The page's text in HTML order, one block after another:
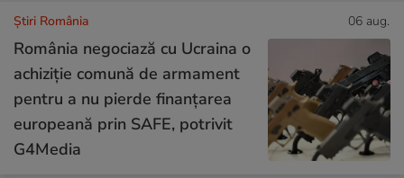
Știri România 06 aug.
România negociază cu Ucraina o
achiziție comună de armament
pentru a nu pierde finanțarea
europeană prin SAFE, potrivit
G4Media